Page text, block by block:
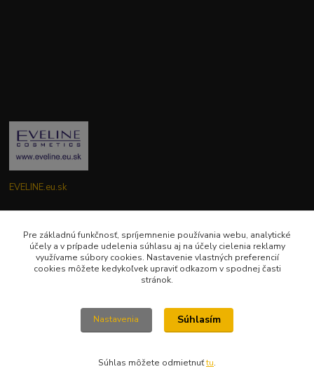
EVELINE.eu.sk
0949781904
(Po-Pia ) 9:00-18:00
eveline.eu.sk@gmail.com
Pre základnú funkčnosť, spríjemnenie používania webu, analytické
účely a v prípade udelenia súhlasu aj na účely cielenia reklamy
využívame súbory cookies. Nastavenie vlastných preferencií
cookies môžete kedykoľvek upraviť odkazom v spodnej časti
stránok.
Nastavenia Súhlasím
Súhlas môžete odmietnuťtu.